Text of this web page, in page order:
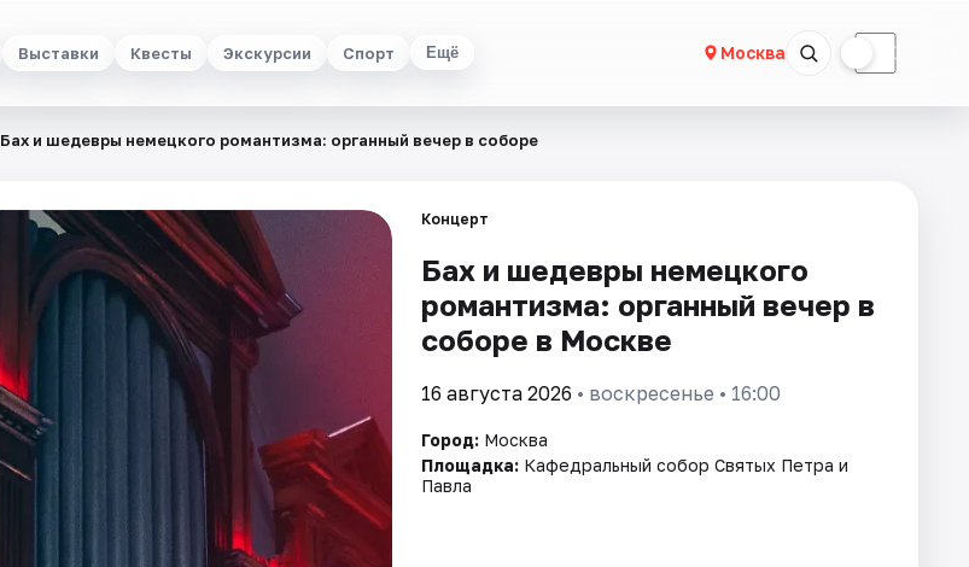
Выставки Квесты Экскурсии Спорт Ещё Москва ☾
Бах и шедевры немецкого романтизма: органный вечер в соборе
Концерт
Бах и шедевры немецкого
романтизма: органный вечер в
соборе в Москве
16 августа 2026 • воскресенье • 16:00
Город: Москва
Площадка: Кафедральный собор Святых Петра и
Павла